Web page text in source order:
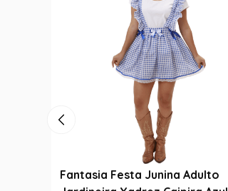
Fantasia Festa Junina Adulto